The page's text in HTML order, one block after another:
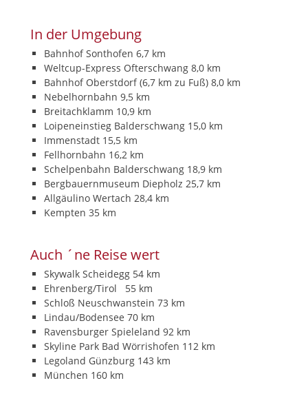
In der Umgebung
Bahnhof Sonthofen 6,7 km
Weltcup-Express Ofterschwang 8,0 km
Bahnhof Oberstdorf (6,7 km zu Fuß) 8,0 km
Nebelhornbahn 9,5 km
Breitachklamm 10,9 km
Loipeneinstieg Balderschwang 15,0 km
Immenstadt 15,5 km
Fellhornbahn 16,2 km
Schelpenbahn Balderschwang 18,9 km
Bergbauernmuseum Diepholz 25,7 km
Allgäulino Wertach 28,4 km
Kempten 35 km
Auch ´ne Reise wert
Skywalk Scheidegg 54 km
Ehrenberg/Tirol 55 km
Schloß Neuschwanstein 73 km
Lindau/Bodensee 70 km
Ravensburger Spieleland 92 km
Skyline Park Bad Wörrishofen 112 km
Legoland Günzburg 143 km
München 160 km